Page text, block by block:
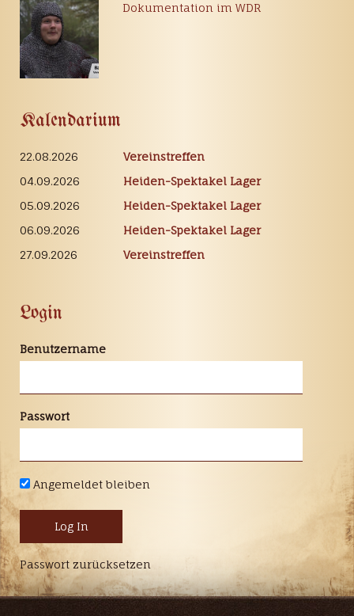
Dokumentation im WDR
Kalendarium
22.08.2026
Vereinstreffen
04.09.2026
Heiden-Spektakel Lager
05.09.2026
Heiden-Spektakel Lager
06.09.2026
Heiden-Spektakel Lager
27.09.2026
Vereinstreffen
Login
Benutzername
Passwort
Angemeldet bleiben
Passwort zurücksetzen